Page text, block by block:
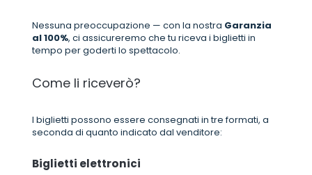
Nessuna preoccupazione — con la nostra Garanzia
al 100%, ci assicureremo che tu riceva i biglietti in
tempo per goderti lo spettacolo.
Come li riceverò?
I biglietti possono essere consegnati in tre formati, a
seconda di quanto indicato dal venditore:
Biglietti elettronici